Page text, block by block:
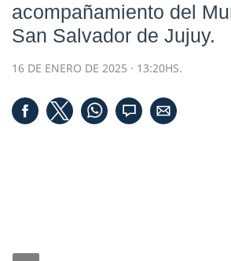
acompañamiento del
San Salvador de Jujuy.
16 DE ENERO DE 2025 · 13:20HS.